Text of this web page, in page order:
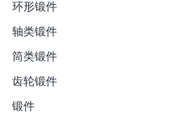
环形锻件
轴类锻件
筒类锻件
齿轮锻件
锻件